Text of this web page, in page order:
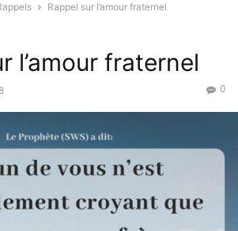
Rappel sur l’amour fraternel
l’amour fraternel
0